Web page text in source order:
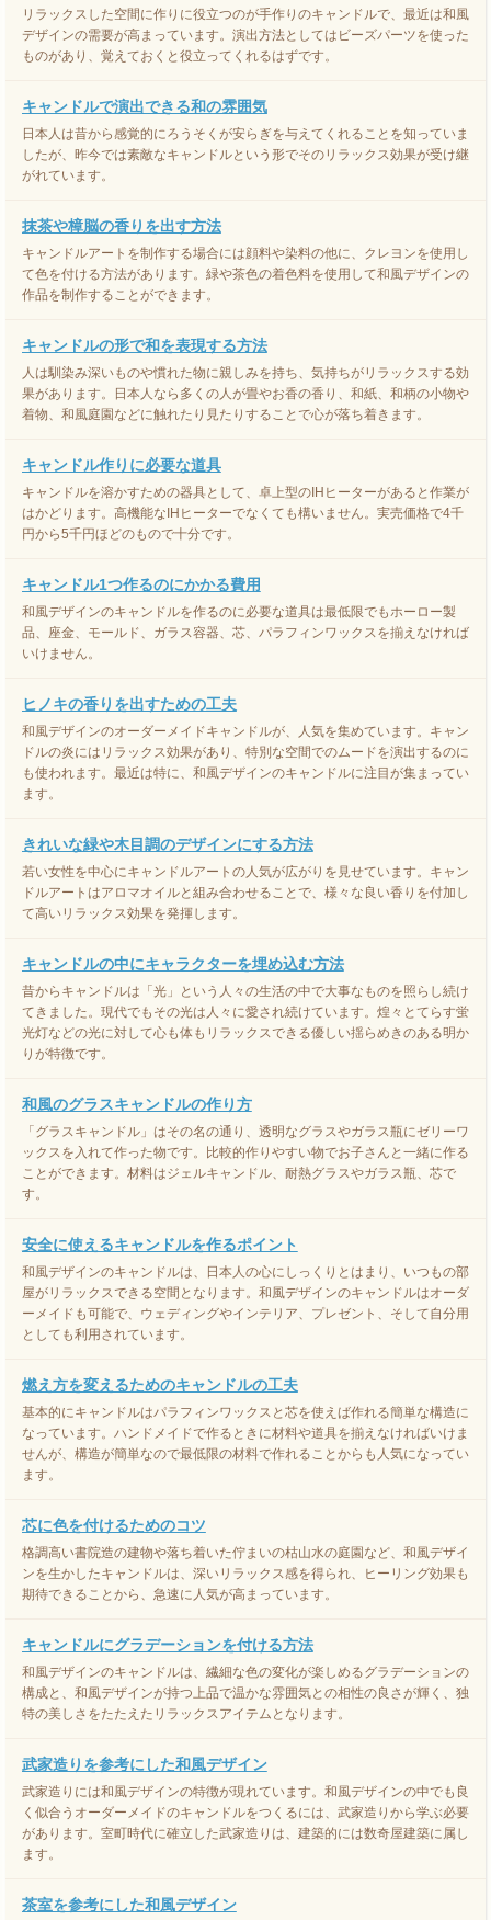
リラックスした空間に作りに役立つのが手作りのキャンドルで、最近は和風
デザインの需要が高まっています。演出方法としてはビーズパーツを使った
ものがあり、覚えておくと役立ってくれるはずです。
キャンドルで演出できる和の雰囲気
日本人は昔から感覚的にろうそくが安らぎを与えてくれることを知っていま
したが、昨今では素敵なキャンドルという形でそのリラックス効果が受け継
がれています。
抹茶や樟脳の香りを出す方法
キャンドルアートを制作する場合には顔料や染料の他に、クレヨンを使用し
て色を付ける方法があります。緑や茶色の着色料を使用して和風デザインの
作品を制作することができます。
キャンドルの形で和を表現する方法
人は馴染み深いものや慣れた物に親しみを持ち、気持ちがリラックスする効
果があります。日本人なら多くの人が畳やお香の香り、和紙、和柄の小物や
着物、和風庭園などに触れたり見たりすることで心が落ち着きます。
キャンドル作りに必要な道具
キャンドルを溶かすための器具として、卓上型のIHヒーターがあると作業が
はかどります。高機能なIHヒーターでなくても構いません。実売価格で4千
円から5千円ほどのもので十分です。
キャンドル1つ作るのにかかる費用
和風デザインのキャンドルを作るのに必要な道具は最低限でもホーロー製
品、座金、モールド、ガラス容器、芯、パラフィンワックスを揃えなければ
いけません。
ヒノキの香りを出すための工夫
和風デザインのオーダーメイドキャンドルが、人気を集めています。キャン
ドルの炎にはリラックス効果があり、特別な空間でのムードを演出するのに
も使われます。最近は特に、和風デザインのキャンドルに注目が集まってい
ます。
きれいな緑や木目調のデザインにする方法
若い女性を中心にキャンドルアートの人気が広がりを見せています。キャン
ドルアートはアロマオイルと組み合わせることで、様々な良い香りを付加し
て高いリラックス効果を発揮します。
キャンドルの中にキャラクターを埋め込む方法
昔からキャンドルは「光」という人々の生活の中で大事なものを照らし続け
てきました。現代でもその光は人々に愛され続けています。煌々とてらす蛍
光灯などの光に対して心も体もリラックスできる優しい揺らめきのある明か
りが特徴です。
和風のグラスキャンドルの作り方
「グラスキャンドル」はその名の通り、透明なグラスやガラス瓶にゼリーワ
ックスを入れて作った物です。比較的作りやすい物でお子さんと一緒に作る
ことができます。材料はジェルキャンドル、耐熱グラスやガラス瓶、芯で
す。
安全に使えるキャンドルを作るポイント
和風デザインのキャンドルは、日本人の心にしっくりとはまり、いつもの部
屋がリラックスできる空間となります。和風デザインのキャンドルはオーダ
ーメイドも可能で、ウェディングやインテリア、プレゼント、そして自分用
としても利用されています。
燃え方を変えるためのキャンドルの工夫
基本的にキャンドルはパラフィンワックスと芯を使えば作れる簡単な構造に
なっています。ハンドメイドで作るときに材料や道具を揃えなければいけま
せんが、構造が簡単なので最低限の材料で作れることからも人気になってい
ます。
芯に色を付けるためのコツ
格調高い書院造の建物や落ち着いた佇まいの枯山水の庭園など、和風デザイ
ンを生かしたキャンドルは、深いリラックス感を得られ、ヒーリング効果も
期待できることから、急速に人気が高まっています。
キャンドルにグラデーションを付ける方法
和風デザインのキャンドルは、繊細な色の変化が楽しめるグラデーションの
構成と、和風デザインが持つ上品で温かな雰囲気との相性の良さが輝く、独
特の美しさをたたえたリラックスアイテムとなります。
武家造りを参考にした和風デザイン
武家造りには和風デザインの特徴が現れています。和風デザインの中でも良
く似合うオーダーメイドのキャンドルをつくるには、武家造りから学ぶ必要
があります。室町時代に確立した武家造りは、建築的には数奇屋建築に属し
ます。
茶室を参考にした和風デザイン